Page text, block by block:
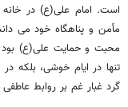
است. امام علی(ع) در خانه
مأمن و پناهگاه خود می
محبت و حمایت علی(ع)
تنها در ایام خوشی، بلکه
گرد غبار غم بر روابط عاطفی